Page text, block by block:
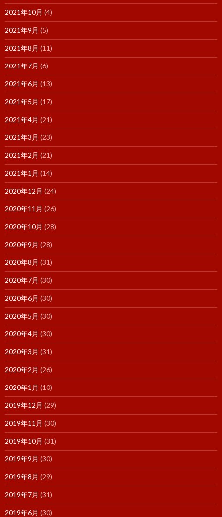
2021年10月 (4)
2021年9月 (5)
2021年8月 (11)
2021年7月 (6)
2021年6月 (13)
2021年5月 (17)
2021年4月 (21)
2021年3月 (23)
2021年2月 (21)
2021年1月 (14)
2020年12月 (24)
2020年11月 (26)
2020年10月 (28)
2020年9月 (28)
2020年8月 (31)
2020年7月 (30)
2020年6月 (30)
2020年5月 (30)
2020年4月 (30)
2020年3月 (31)
2020年2月 (26)
2020年1月 (10)
2019年12月 (29)
2019年11月 (30)
2019年10月 (31)
2019年9月 (30)
2019年8月 (29)
2019年7月 (31)
2019年6月 (30)